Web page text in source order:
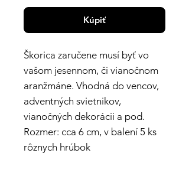
Kúpiť
Škorica zaručene musí byť vo
vašom jesennom, či vianočnom
aranžmáne. Vhodná do vencov,
adventných svietnikov,
vianočných dekorácii a pod.
Rozmer: cca 6 cm, v balení 5 ks
rôznych hrúbok